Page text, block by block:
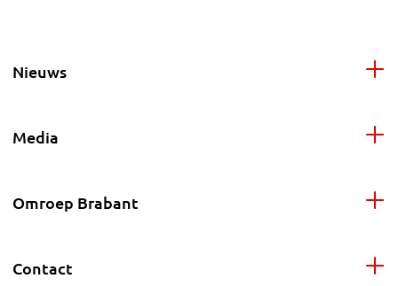
Nieuws
Media
Omroep Brabant
Contact